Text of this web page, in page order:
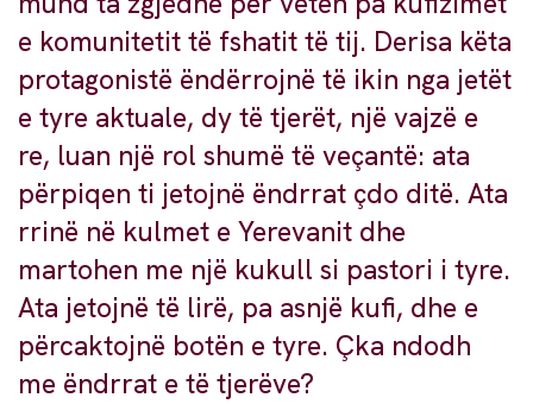
e komunitetit të fshatit të tij. Derisa këta
protagonistë ëndërrojnë të ikin nga jetët
e tyre aktuale, dy të tjerët, një vajzë e
re, luan një rol shumë të veçantë: ata
përpiqen ti jetojnë ëndrrat çdo ditë. Ata
rrinë në kulmet e Yerevanit dhe
martohen me një kukull si pastori i tyre.
Ata jetojnë të lirë, pa asnjë kufi, dhe e
përcaktojnë botën e tyre. Çka ndodh
me ëndrrat e të tjerëve?